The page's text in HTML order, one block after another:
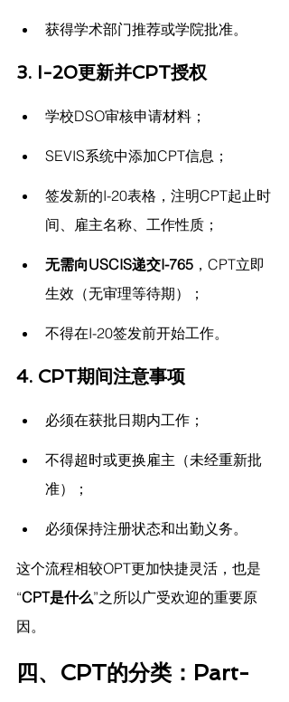
获得学术部门推荐或学院批准。
3. I-20更新并CPT授权
学校DSO审核申请材料；
SEVIS系统中添加CPT信息；
签发新的I-20表格，注明CPT起止时
间、雇主名称、工作性质；
无需向USCIS递交I-765 ，CPT立即
生效（无审理等待期）；
不得在I-20签发前开始工作。
4. CPT期间注意事项
必须在获批日期内工作；
不得超时或更换雇主（未经重新批
准）；
必须保持注册状态和出勤义务。
这个流程相较OPT更加快捷灵活，也是
“CPT是什么”之所以广受欢迎的重要原
因。
四、CPT的分类：Part-